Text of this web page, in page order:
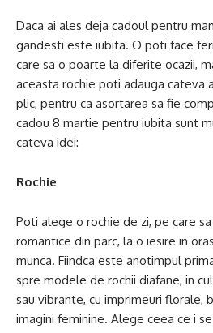
Daca ai ales deja cadoul pentru
gandesti este iubita. O poti face
care sa o poarte la diferite ocazii,
aceasta rochie poti adauga cateva
plic, pentru ca asortarea sa fie
cadou 8 martie pentru iubita sunt
cateva idei:
Rochie
Poti alege o rochie de zi, pe care
romantice din parc, la o iesire in
munca. Fiindca este anotimpul
spre modele de rochii diafane, in
sau vibrante, cu imprimeuri florale,
imagini feminine. Alege ceea ce i